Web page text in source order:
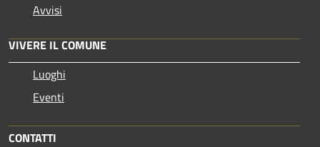
Avvisi
VIVERE IL COMUNE
Luoghi
Eventi
CONTATTI